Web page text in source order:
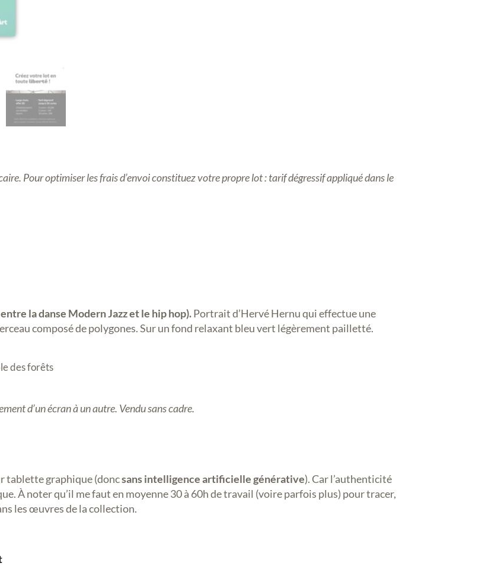
Pour optimiser les frais d’envoi constituez votre propre lot : tarif dégressif appliqué dans le
la danse Modern Jazz et le hip hop).Portrait d’Hervé Hernu qui effectue une
composé de polygones. Sur un fond relaxant bleu vert légèrement pailletté.
des forêts
d’un écran à un autre. Vendu sans cadre.
tablette graphique (doncsans intelligence artificielle générative). Car l’authenticité
À noter qu’il me faut en moyenne 30 à 60h de travail (voire parfois plus) pour tracer,
les œuvres de la collection.